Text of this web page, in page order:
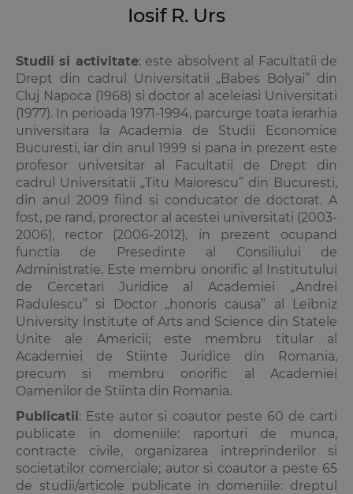
Iosif R. Urs
Studii si activitate: este absolvent al Facultatii de
Drept din cadrul Universitatii „Babes Bolyai” din
Cluj Napoca (1968) si doctor al aceleiasi Universitati
(1977). In perioada 1971-1994, parcurge toata ierarhia
universitara la Academia de Studii Economice
Bucuresti, iar din anul 1999 si pana in prezent este
profesor universitar al Facultatii de Drept din
cadrul Universitatii „Titu Maiorescu” din Bucuresti,
din anul 2009 fiind si conducator de doctorat. A
fost, pe rand, prorector al acestei universitati (2003-
2006), rector (2006-2012), in prezent ocupand
functia de Presedinte al Consiliului de
Administratie. Este membru onorific al Institutului
de Cercetari Juridice al Academiei „Andrei
Radulescu” si Doctor „honoris causa” al Leibniz
University Institute of Arts and Science din Statele
Unite ale Americii; este membru titular al
Academiei de Stiinte Juridice din Romania,
precum si membru onorific al Academiei
Oamenilor de Stiinta din Romania.
Publicatii: Este autor si coautor peste 60 de carti
publicate in domeniile: raporturi de munca,
contracte civile, organizarea intreprinderilor si
societatilor comerciale; autor si coautor a peste 65
de studii/articole publicate in domeniile: dreptul